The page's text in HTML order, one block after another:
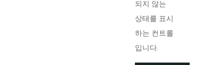
되지 않는
상태를 표시
하는 컨트롤
입니다.